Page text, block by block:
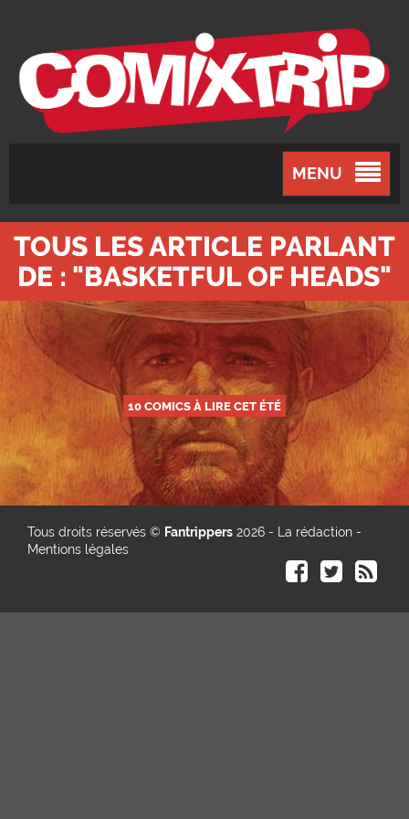
MENU
TOUS LES ARTICLE PARLANT
DE : "BASKETFUL OF HEADS"
10 COMICS À LIRE CET ÉTÉ
Tous droits réservés © Fantrippers 2026 - La rédaction -
Mentions légales